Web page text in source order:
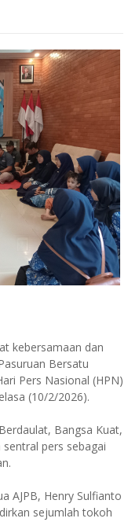
kebersamaan dan
Bersatu
Pers Nasional (HPN)
(10/2/2026).
Bangsa Kuat,
sentral pers sebagai
AJPB, Henry Sulfianto
sejumlah tokoh